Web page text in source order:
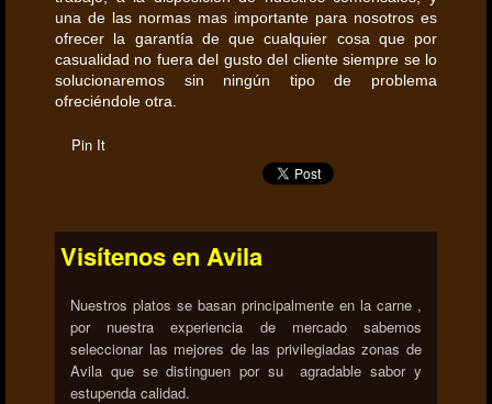
una de las normas mas importante para nosotros es
ofrecer la garantía de que cualquier cosa que por
casualidad no fuera del gusto del cliente siempre se lo
solucionaremos sin ningún tipo de problema
ofreciéndole otra.
Pin It
Visítenos en Avila
Nuestros platos se basan principalmente en la carne ,
por nuestra experiencia de mercado sabemos
seleccionar las mejores de las privilegiadas zonas de
Avila que se distinguen por su agradable sabor y
estupenda calidad.